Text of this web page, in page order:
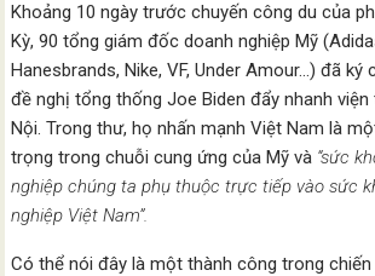
Khoảng 10 ngày trước chuyến công du của
Kỳ, 90 tổng giám đốc doanh nghiệp Mỹ
Hanesbrands, Nike, VF, Under Amour…) đã
đề nghị tổng thống Joe Biden đẩy nhanh
Nội. Trong thư, họ nhấn mạnh Việt Nam là
trọng trong chuỗi cung ứng của Mỹ và “sức
nghiệp chúng ta phụ thuộc trực tiếp vào sức
nghiệp Việt Nam”.
Có thể nói đây là một thành công trong